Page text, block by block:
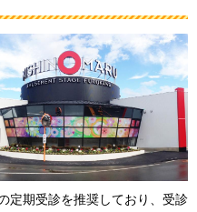
定期受診を推奨しており、受診